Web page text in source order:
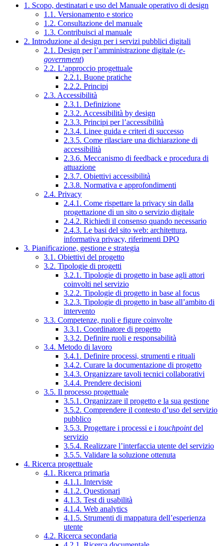
1. Scopo, destinatari e uso del Manuale operativo di design
1.1. Versionamento e storico
1.2. Consultazione del manuale
1.3. Contribuisci al manuale
2. Introduzione al design per i servizi pubblici digitali
2.1. Design per l’amministrazione digitale (e-
government)
2.2. L’approccio progettuale
2.2.1. Buone pratiche
2.2.2. Principi
2.3. Accessibilità
2.3.1. Definizione
2.3.2. Accessibilità by design
2.3.3. Principi per l’accessibilità
2.3.4. Linee guida e criteri di successo
2.3.5. Come rilasciare una dichiarazione di
accessibilità
2.3.6. Meccanismo di feedback e procedura di
attuazione
2.3.7. Obiettivi accessibilità
2.3.8. Normativa e approfondimenti
2.4. Privacy
2.4.1. Come rispettare la privacy sin dalla
progettazione di un sito o servizio digitale
2.4.2. Richiedi il consenso quando necessario
2.4.3. Le basi del sito web: architettura,
informativa privacy, riferimenti DPO
3. Pianificazione, gestione e strategia
3.1. Obiettivi del progetto
3.2. Tipologie di progetti
3.2.1. Tipologie di progetto in base agli attori
coinvolti nel servizio
3.2.2. Tipologie di progetto in base al focus
3.2.3. Tipologie di progetto in base all’ambito di
intervento
3.3. Competenze, ruoli e figure coinvolte
3.3.1. Coordinatore di progetto
3.3.2. Definire ruoli e responsabilità
3.4. Metodo di lavoro
3.4.1. Definire processi, strumenti e rituali
3.4.2. Curare la documentazione di progetto
3.4.3. Organizzare tavoli tecnici collaborativi
3.4.4. Prendere decisioni
3.5. Il processo progettuale
3.5.1. Organizzare il progetto e la sua gestione
3.5.2. Comprendere il contesto d’uso del servizio
pubblico
3.5.3. Progettare i processi e i touchpointdel
servizio
3.5.4. Realizzare l’interfaccia utente del servizio
3.5.5. Validare la soluzione ottenuta
4. Ricerca progettuale
4.1. Ricerca primaria
4.1.1. Interviste
4.1.2. Questionari
4.1.3. Test di usabilità
4.1.4. Web analytics
4.1.5. Strumenti di mappatura dell’esperienza
utente
4.2. Ricerca secondaria